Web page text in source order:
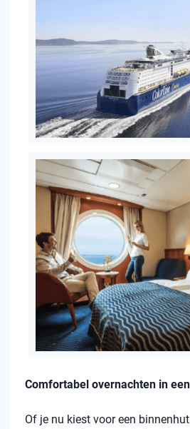
Comfortabel overnachten in
Of je nu kiest voor een